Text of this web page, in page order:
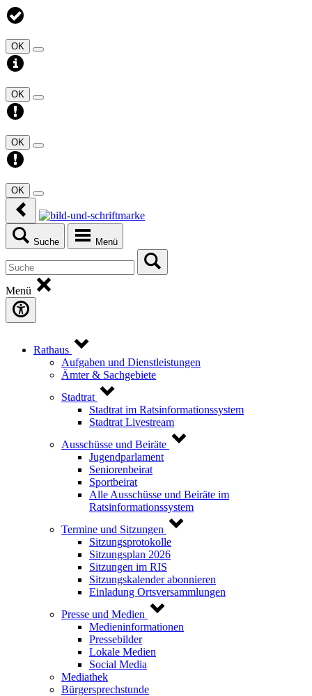
OK
OK
OK
OK
Suche Menü
Menü
Rathaus
Aufgaben und Dienstleistungen
Ämter & Sachgebiete
Stadtrat
Stadtrat im Ratsinformationssystem
Stadtrat Livestream
Ausschüsse und Beiräte
Jugendparlament
Seniorenbeirat
Sportbeirat
Alle Ausschüsse und Beiräte im
Ratsinformationssystem
Termine und Sitzungen
Sitzungsprotokolle
Sitzungsplan 2026
Sitzungen im RIS
Sitzungskalender abonnieren
Einladung Ortsversammlungen
Presse und Medien
Medieninformationen
Pressebilder
Lokale Medien
Social Media
Mediathek
Bürgersprechstunde